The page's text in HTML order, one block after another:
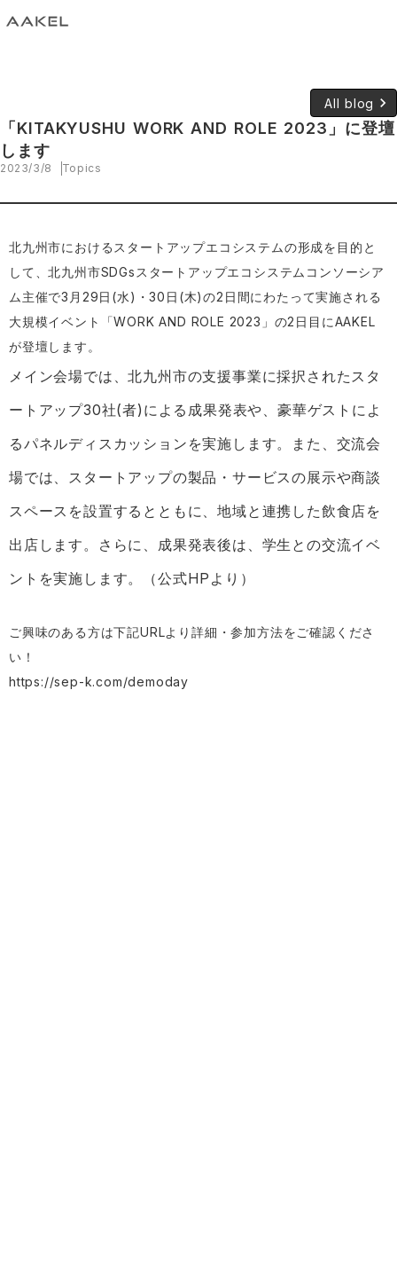
All blog keyboard_arrow_right
「KITAKYUSHU WORK AND ROLE 2023」に登壇
します
2023/3/8 Topics
北九州市におけるスタートアップエコシステムの形成を目的と
して、北九州市SDGsスタートアップエコシステムコンソーシア
ム主催で3月29日(水)・30日(木)の2日間にわたって実施される
大規模イベント「WORK AND ROLE 2023」の2日目にAAKEL
が登壇します。
メイン会場では、北九州市の支援事業に採択されたスタ
ートアップ30社(者)による成果発表や、豪華ゲストによ
るパネルディスカッションを実施します。また、交流会
場では、スタートアップの製品・サービスの展示や商談
スペースを設置するとともに、地域と連携した飲食店を
出店します。さらに、成果発表後は、学生との交流イベ
ントを実施します。（公式HPより）
ご興味のある方は下記URLより詳細・参加方法をご確認くださ
い！
https://sep-k.com/demoday